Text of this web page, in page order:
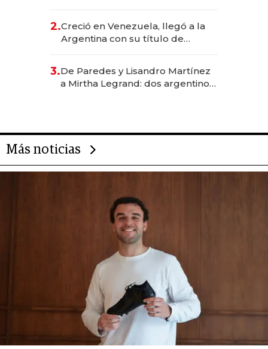
2.Creció en Venezuela, llegó a la
Argentina con su título de
las marcas "fast premium"
3.De Paredes y Lisandro Martínez
a Mirtha Legrand: dos argentinos
Más noticias